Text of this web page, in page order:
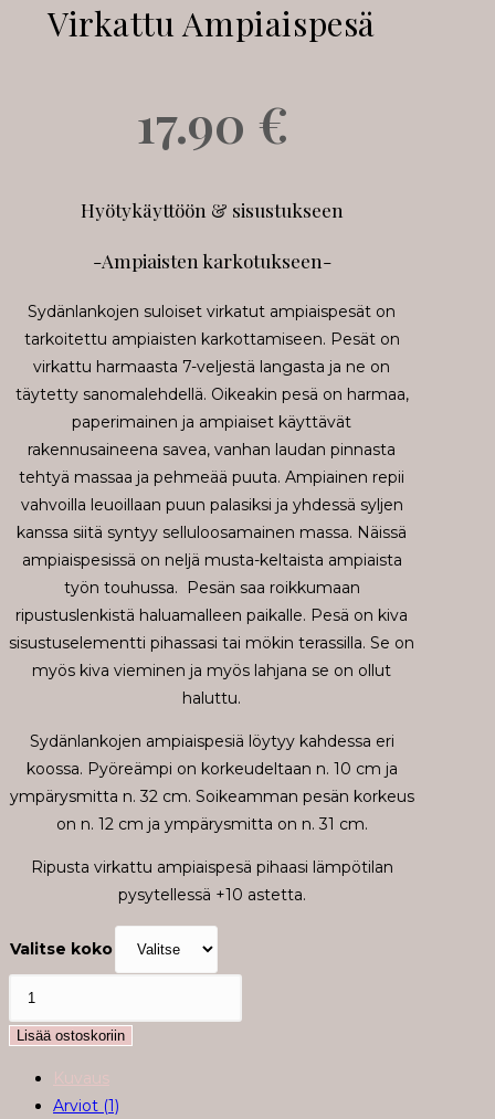
Virkattu Ampiaispesä
17.90 €
Hyötykäyttöön & sisustukseen
-Ampiaisten karkotukseen-
Sydänlankojen suloiset virkatut ampiaispesät on
tarkoitettu ampiaisten karkottamiseen. Pesät on
virkattu harmaasta 7-veljestä langasta ja ne on
täytetty sanomalehdellä. Oikeakin pesä on harmaa,
paperimainen ja ampiaiset käyttävät
rakennusaineena savea, vanhan laudan pinnasta
tehtyä massaa ja pehmeää puuta. Ampiainen repii
vahvoilla leuoillaan puun palasiksi ja yhdessä syljen
kanssa siitä syntyy selluloosamainen massa. Näissä
ampiaispesissä on neljä musta-keltaista ampiaista
työn touhussa. Pesän saa roikkumaan
ripustuslenkistä haluamalleen paikalle. Pesä on kiva
sisustuselementti pihassasi tai mökin terassilla. Se on
myös kiva vieminen ja myös lahjana se on ollut
haluttu.
Sydänlankojen ampiaispesiä löytyy kahdessa eri
koossa. Pyöreämpi on korkeudeltaan n. 10 cm ja
ympärysmitta n. 32 cm. Soikeamman pesän korkeus
on n. 12 cm ja ympärysmitta on n. 31 cm.
Ripusta virkattu ampiaispesä pihaasi lämpötilan
pysytellessä +10 astetta.
Valitse koko
määrä
Lisää ostoskoriin
Kuvaus
Arviot (1)